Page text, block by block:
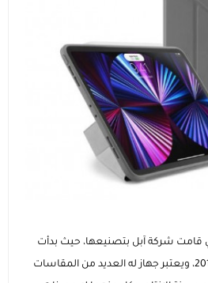
قامت شركة آبل بتصنيعها، حيث بدأت
في إصدار أول آيباد في عام 2010، ويعتبر جهاز له العديد من المقاسات